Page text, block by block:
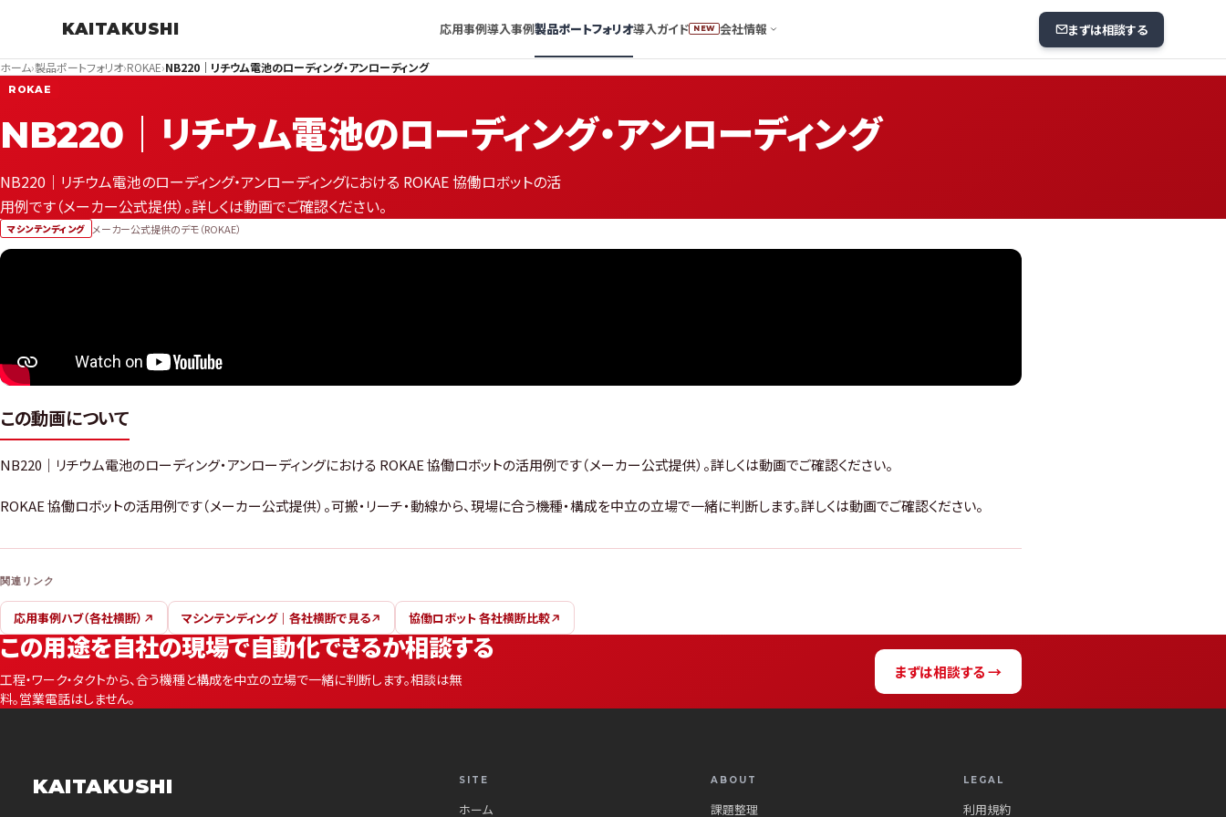
KAITAKUSHI 応用事例導入事例製品ポートフォリオ導入ガイド NEW 会社情報 まずは相談する
ホーム›製品ポートフォリオ›ROKAE›NB220｜リチウム電池のローディング・アンローディング
ROKAE
NB220｜リチウム電池のローディング・アンローディング
NB220｜リチウム電池のローディング・アンローディングにおける ROKAE 協働ロボットの活
用例です（メーカー公式提供）。詳しくは動画でご確認ください。
マシンテンディング メーカー公式提供のデモ（ROKAE）
この動画について
NB220｜リチウム電池のローディング・アンローディングにおける ROKAE 協働ロボットの活用例です（メーカー公式提供）。詳しくは動画でご確認ください。
ROKAE 協働ロボットの活用例です（メーカー公式提供）。可搬・リーチ・動線から、現場に合う機種・構成を中立の立場で一緒に判断します。詳しくは動画でご確認ください。
関連リンク
応用事例ハブ（各社横断） マシンテンディング｜各社横断で見る 協働ロボット 各社横断比較
この用途を自社の現場で自動化できるか相談する
工程・ワーク・タクトから、合う機種と構成を中立の立場で一緒に判断します。相談は無
料。営業電話はしません。
まずは相談する →
KAITAKUSHI SITE
ホーム
ABOUT
課題整理
LEGAL
利用規約